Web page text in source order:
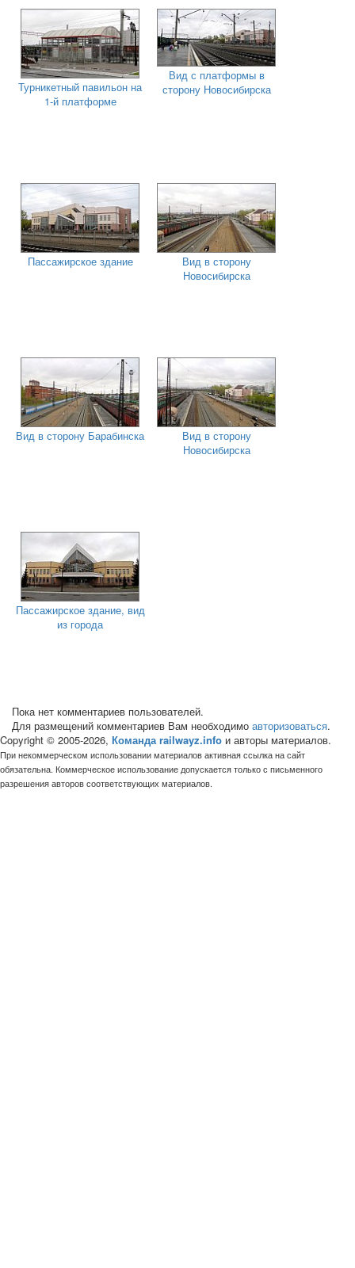
Турникетный павильон на
1-й платформе
Вид с платформы в
сторону Новосибирска
Пассажирское здание
Вид в сторону
Новосибирска
Вид в сторону Барабинска
Вид в сторону
Новосибирска
Пассажирское здание, вид
из города
Пока нет комментариев пользователей.
Для размещений комментариев Вам необходимо авторизоваться.
Copyright © 2005-2026, Команда railwayz.info и авторы материалов.
При некоммерческом использовании материалов активная ссылка на сайт
обязательна. Коммерческое использование допускается только с письменного
разрешения авторов соответствующих материалов.